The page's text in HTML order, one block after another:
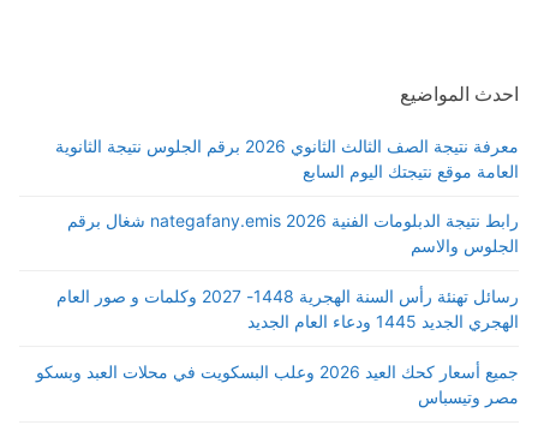
احدث المواضيع
معرفة نتيجة الصف الثالث الثانوي 2026 برقم الجلوس نتيجة الثانوية
العامة موقع نتيجتك اليوم السابع
رابط نتيجة الدبلومات الفنية 2026 nategafany.emis شغال برقم
الجلوس والاسم
رسائل تهنئة رأس السنة الهجرية 1448- 2027 وكلمات و صور العام
الهجري الجديد 1445 ودعاء العام الجديد
جميع أسعار كحك العيد 2026 وعلب البسكويت في محلات العبد وبسكو
مصر وتيسباس